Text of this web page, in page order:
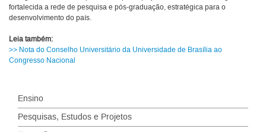
fortalecida a rede de pesquisa e pós-graduação, estratégica para o
desenvolvimento do país.
Leia também:
>> Nota do Conselho Universitário da Universidade de Brasília ao
Congresso Nacional
Ensino
Pesquisas, Estudos e Projetos